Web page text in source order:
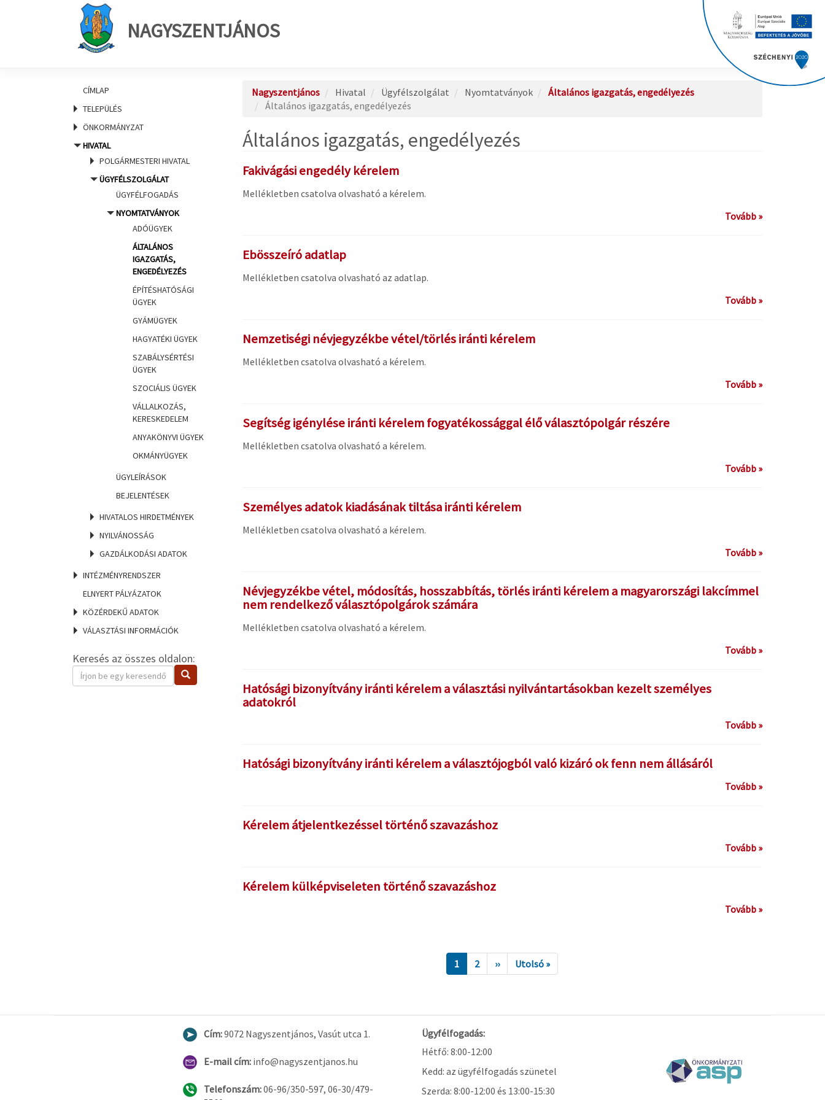
NAGYSZENTJÁNOS
CÍMLAP
TELEPÜLÉS
ÖNKORMÁNYZAT
HIVATAL
POLGÁRMESTERI HIVATAL
ÜGYFÉLSZOLGÁLAT
ÜGYFÉLFOGADÁS
NYOMTATVÁNYOK
ADÓÜGYEK
ÁLTALÁNOS
IGAZGATÁS,
ENGEDÉLYEZÉS
ÉPÍTÉSHATÓSÁGI
ÜGYEK
GYÁMÜGYEK
HAGYATÉKI ÜGYEK
SZABÁLYSÉRTÉSI
ÜGYEK
SZOCIÁLIS ÜGYEK
VÁLLALKOZÁS,
KERESKEDELEM
ANYAKÖNYVI ÜGYEK
OKMÁNYÜGYEK
ÜGYLEÍRÁSOK
BEJELENTÉSEK
HIVATALOS HIRDETMÉNYEK
NYILVÁNOSSÁG
GAZDÁLKODÁSI ADATOK
INTÉZMÉNYRENDSZER
ELNYERT PÁLYÁZATOK
KÖZÉRDEKŰ ADATOK
VÁLASZTÁSI INFORMÁCIÓK
Keresés az összes oldalon:
Keresendő
kifejezés
Keresés
Nagyszentjános Hivatal Ügyfélszolgálat Nyomtatványok
Általános igazgatás, engedélyezés
Általános igazgatás, engedélyezés
Általános igazgatás, engedélyezés
Fakivágási engedély kérelem
Mellékletben csatolva olvasható a kérelem.
Tovább »
Ebösszeíró adatlap
Mellékletben csatolva olvasható az adatlap.
Tovább »
Nemzetiségi névjegyzékbe vétel/törlés iránti kérelem
Mellékletben csatolva olvasható a kérelem.
Tovább »
Segítség igénylése iránti kérelem fogyatékossággal élő választópolgár részére
Mellékletben csatolva olvasható a kérelem.
Tovább »
Személyes adatok kiadásának tiltása iránti kérelem
Mellékletben csatolva olvasható a kérelem.
Tovább »
Névjegyzékbe vétel, módosítás, hosszabbítás, törlés iránti kérelem a magyarországi lakcímmel
nem rendelkező választópolgárok számára
Mellékletben csatolva olvasható a kérelem.
Tovább »
Hatósági bizonyítvány iránti kérelem a választási nyilvántartásokban kezelt személyes
adatokról
Tovább »
Hatósági bizonyítvány iránti kérelem a választójogból való kizáró ok fenn nem állásáról
Tovább »
Kérelem átjelentkezéssel történő szavazáshoz
Tovább »
Kérelem külképviseleten történő szavazáshoz
Tovább »
1 2 ›› Utolsó »
Cím:9072 Nagyszentjános, Vasút utca 1.
E-mail cím: info@nagyszentjanos.hu
Telefonszám:06-96/350-597, 06-30/479-
Ügyfélfogadás:
Hétfő: 8:00-12:00
Kedd: az ügyfélfogadás szünetel
Szerda: 8:00-12:00 és 13:00-15:30